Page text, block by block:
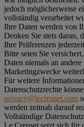
jedoch möglicherweise
vollständig verarbeitet
Ihre Daten werden von
Denken Sie stets daran,
Ihre Präferenzen
Bitte seien Sie
Daten niemals an
Marketingzwecke
Für weitere
Datenschutzrechte
privacy@lecreuset.com
werden zeitnah darauf
Vollständige